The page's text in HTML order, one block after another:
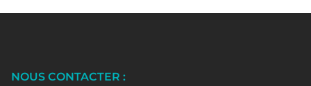
NOUS CONTACTER :